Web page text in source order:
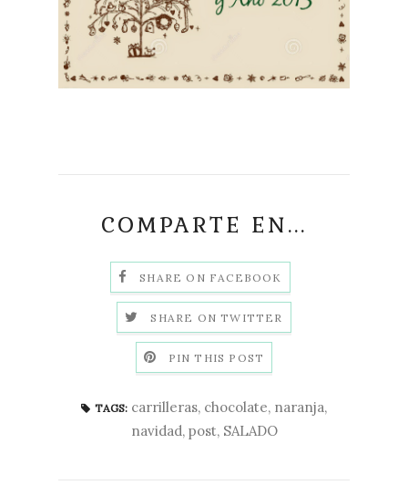
COMPARTE EN...
SHARE ON FACEBOOK
SHARE ON TWITTER
PIN THIS POST
TAGS: carrilleras, chocolate, naranja,
navidad, post, SALADO